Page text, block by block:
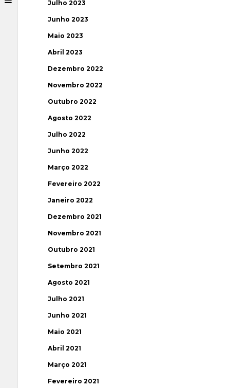
Julho 2023
Junho 2023
Maio 2023
Abril 2023
Dezembro 2022
Novembro 2022
Outubro 2022
Agosto 2022
Julho 2022
Junho 2022
Março 2022
Fevereiro 2022
Janeiro 2022
Dezembro 2021
Novembro 2021
Outubro 2021
Setembro 2021
Agosto 2021
Julho 2021
Junho 2021
Maio 2021
Abril 2021
Março 2021
Fevereiro 2021